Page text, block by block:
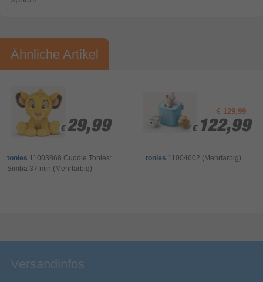
Ähnliche Artikel
€ 29,99
€ 29,99
tonies 11003868 Cuddle Tonies:
Simba 37 min (Mehrfarbig)
€ 129,99
€ 122,99
€ 122,99
tonies 11004602 (Mehrfarbig)
Versandinfos